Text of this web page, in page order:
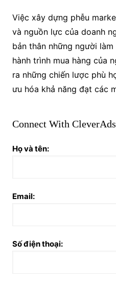
Việc xây dựng phễu
và nguồn lực của doanh
bản thân những người
hành trình mua hàng của
ra những chiến lược phù
ưu hóa khả năng đạt các
Connect With CleverAds
Họ và tên:
Email:
Số điện thoại: